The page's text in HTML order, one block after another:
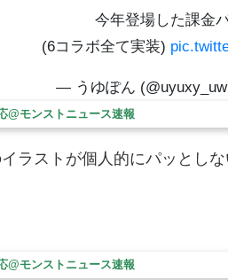
今年登場した課金
(6コラボ全て実装)
— うゆぽん
@モンストニュース速報
ラストが個人的にパッとし
@モンストニュース速報